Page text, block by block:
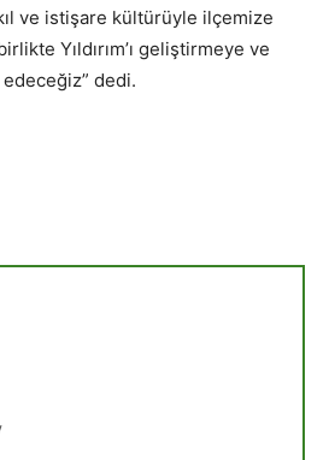
ve istişare kültürüyle ilçemize
Yıldırım’ı geliştirmeye ve
dedi.